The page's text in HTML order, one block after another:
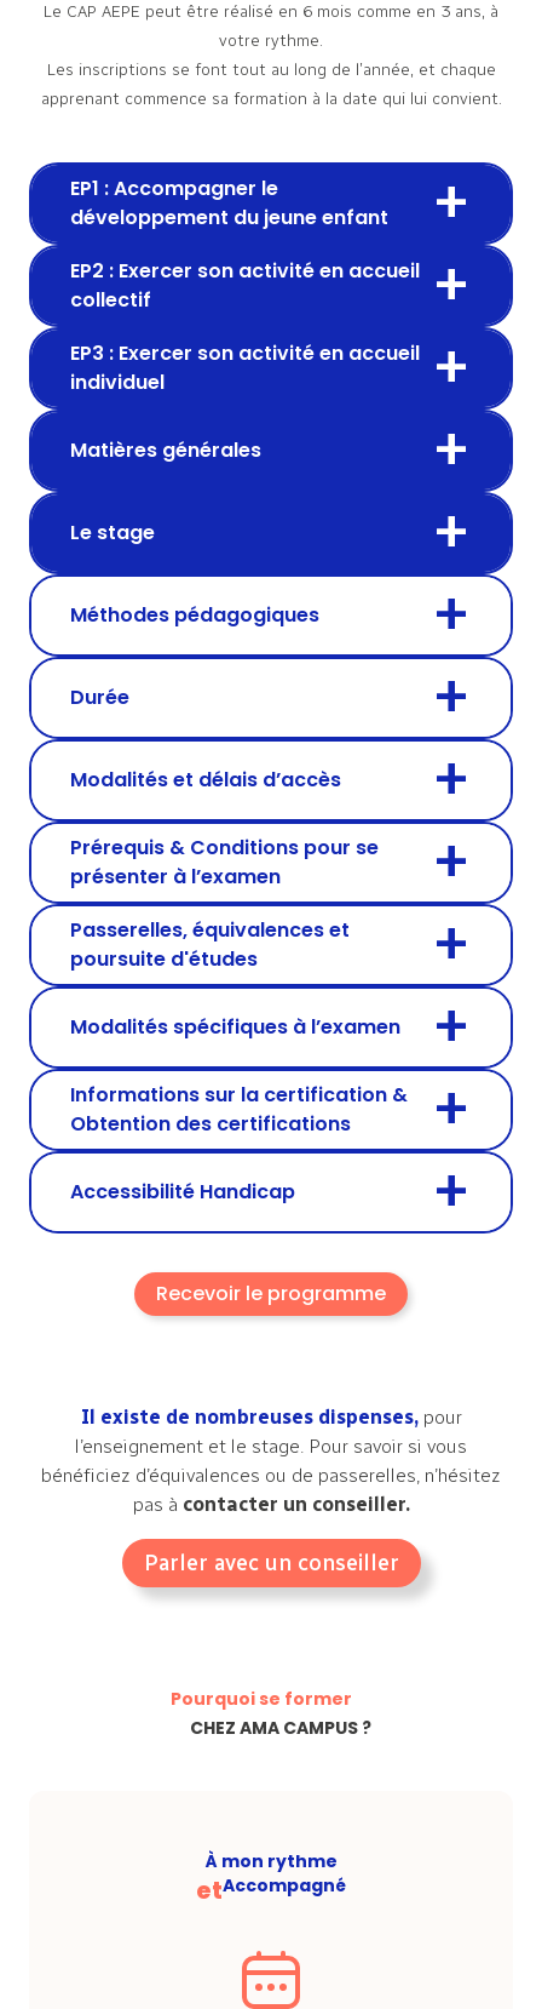
Le CAP AEPE peut être réalisé en 6 mois comme en 3 ans, à
votre rythme.
Les inscriptions se font tout au long de l’année, et chaque
apprenant commence sa formation à la date qui lui convient.
EP1 : Accompagner le
développement du jeune enfant
EP2 : Exercer son activité en accueil
collectif
EP3 : Exercer son activité en accueil
individuel
Matières générales
Le stage
Méthodes pédagogiques
Durée
Modalités et délais d’accès
Prérequis & Conditions pour se
présenter à l’examen
Passerelles, équivalences et
poursuite d'études
Modalités spécifiques à l’examen
Informations sur la certification &
Obtention des certifications
Accessibilité Handicap
Recevoir le programme
Il existe de nombreuses dispenses,pour
l’enseignement et le stage. Pour savoir si vous
bénéficiez d’équivalences ou de passerelles, n’hésitez
pas à contacter un conseiller.
Parler avec un conseiller
Pourquoi se former
CHEZ AMA CAMPUS ?
À mon rythme
etAccompagné